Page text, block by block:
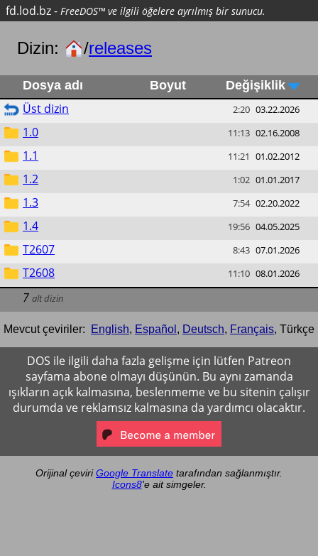
fd.lod.bz- FreeDOS™ ve ilgili öğelere ayrılmış bir sunucu.
Dizin: /releases
Dosya adı Boyut Değişiklik
Üst dizin 2:20 03.22.2026
1.0 11:13 02.16.2008
1.1 11:21 01.02.2012
1.2 1:02 01.01.2017
1.3 7:54 02.20.2022
1.4 19:56 04.05.2025
T2607 8:43 07.01.2026
T2608 11:10 08.01.2026
7 alt dizin
Mevcut çeviriler: English, Español , Deutsch, Français, Türkçe
DOS ile ilgili daha fazla gelişme için lütfen Patreon
sayfama abone olmayı düşünün. Bu aynı zamanda
ışıkların açık kalmasına, beslenmeme ve bu sitenin çalışır
durumda ve reklamsız kalmasına da yardımcı olacaktır.
Orijinal çeviriGoogle Translate tarafından sağlanmıştır.
Icons8'e ait simgeler.